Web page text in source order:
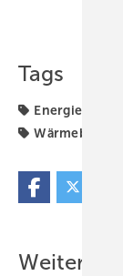
Tags
Weitere